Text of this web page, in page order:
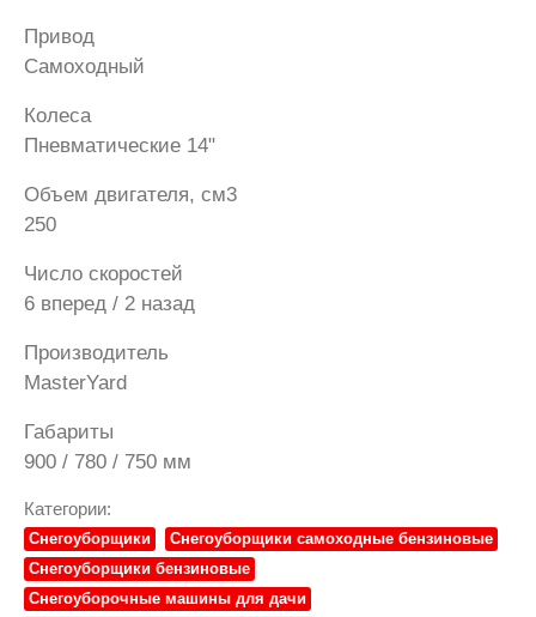
Привод
Самоходный
Колеса
Пневматические 14"
Объем двигателя, см3
250
Число скоростей
6 вперед / 2 назад
Производитель
MasterYard
Габариты
900 / 780 / 750 мм
Категории:
Снегоуборщики
Снегоуборщики самоходные бензиновые
Снегоуборщики бензиновые
Снегоуборочные машины для дачи